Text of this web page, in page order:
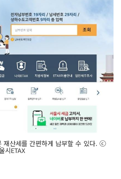
재산세를 간편하게 납부할 수 있다. ⓒ
시ETAX